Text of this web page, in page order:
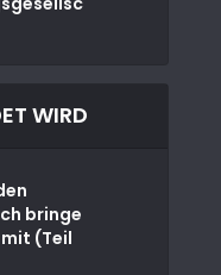
WIRD
bringe
(Teil